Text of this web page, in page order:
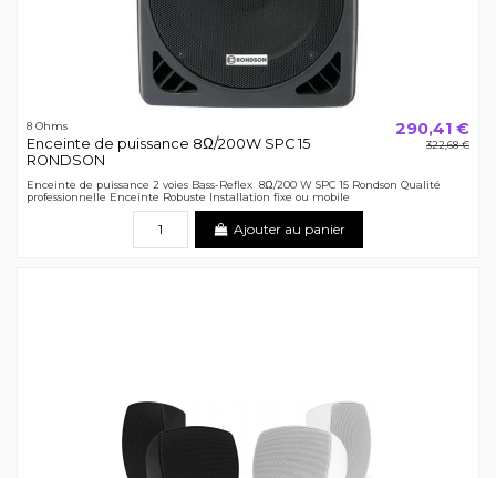
8 Ohms
Enceinte de puissance 8Ω/200W SPC 15
RONDSON
290,41 €
322,68 €
Enceinte de puissance 2 voies Bass-Reflex 8Ω/200 W SPC 15 Rondson Qualité
professionnelle Enceinte Robuste Installation fixe ou mobile
Ajouter au panier